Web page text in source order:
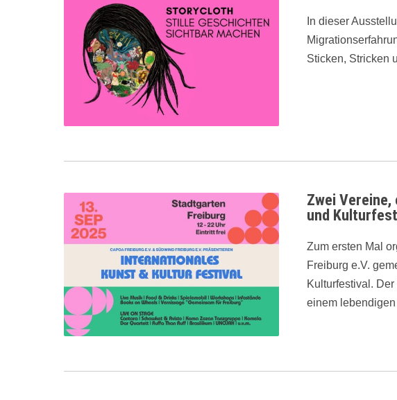
In dieser
Sticken, Stricken
Zwei
und
Zum ersten Mal
Freiburg e.V.
Kulturfestival.
einem lebendigen